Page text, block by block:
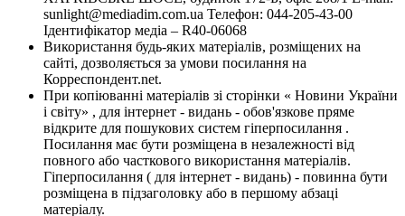
sunlight@mediadim.com.ua Телефон: 044-205-43-00
Ідентифікатор медіа – R40-06068
Використання будь-яких матеріалів, розміщених на
сайті, дозволяється за умови посилання на
Корреспондент.net.
При копіюванні матеріалів зі сторінки « Новини України
і світу» , для інтернет - видань - обов'язкове пряме
відкрите для пошукових систем гіперпосилання .
Посилання має бути розміщена в незалежності від
повного або часткового використання матеріалів.
Гіперпосилання ( для інтернет - видань) - повинна бути
розміщена в підзаголовку або в першому абзаці
матеріалу.